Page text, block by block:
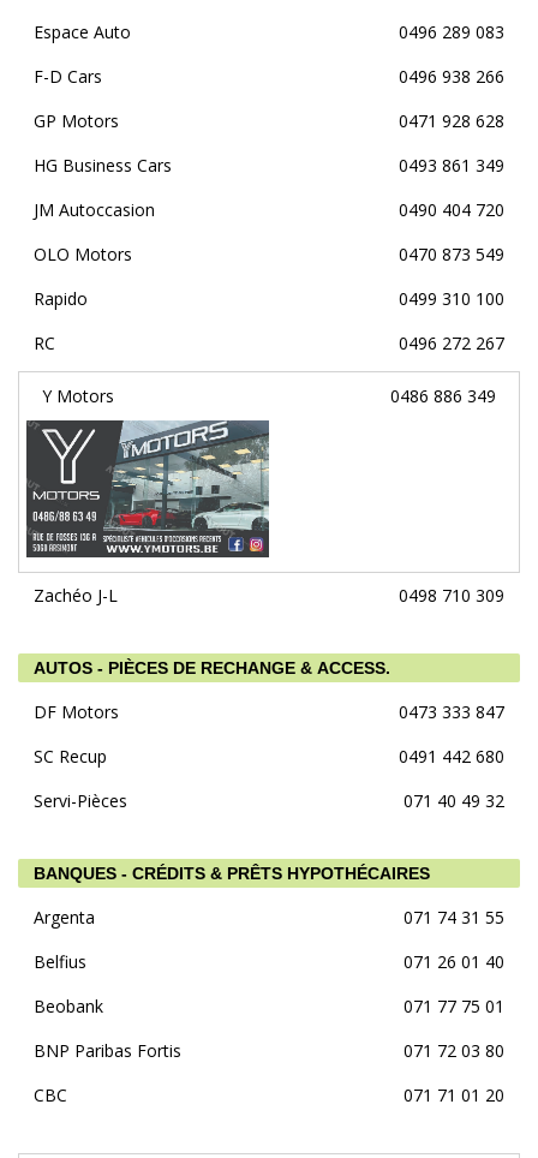
Espace Auto
0496 289 083
F-D Cars
0496 938 266
GP Motors
0471 928 628
HG Business Cars
0493 861 349
JM Autoccasion
0490 404 720
OLO Motors
0470 873 549
Rapido
0499 310 100
RC
0496 272 267
Y Motors 0486 886 349
Zachéo J-L 0498 710 309
AUTOS - PIÈCES DE RECHANGE & ACCESS.
DF Motors
0473 333 847
SC Recup
0491 442 680
Servi-Pièces
071 40 49 32
BANQUES - CRÉDITS & PRÊTS HYPOTHÉCAIRES
Argenta
071 74 31 55
Belfius
071 26 01 40
Beobank
071 77 75 01
BNP Paribas Fortis
071 72 03 80
CBC
071 71 01 20